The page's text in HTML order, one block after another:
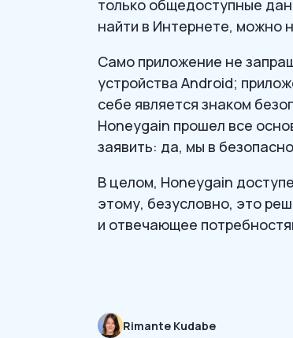
только общедоступные
найти в Интернете, можно
Само приложение не
устройства Android;
себе является знаком
Honeygain прошел все
заявить: да, мы в
В целом, Honeygain
этому, безусловно, это
и отвечающее
Rimante Kudabe